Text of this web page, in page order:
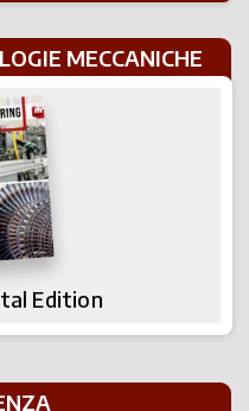
MECCANICHE
Edition